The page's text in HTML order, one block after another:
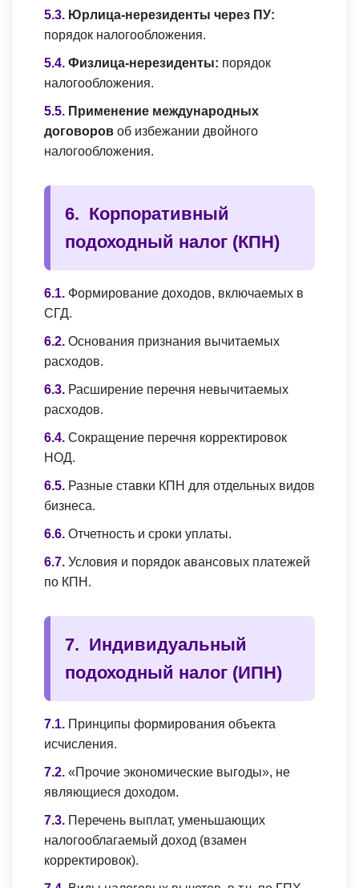
Юрлица-нерезиденты через ПУ:
порядок налогообложения.
Физлица-нерезиденты: порядок
налогообложения.
Применение международных
договоров об избежании двойного
налогообложения.
Корпоративный
подоходный налог (КПН)
Формирование доходов, включаемых в
СГД.
Основания признания вычитаемых
расходов.
Расширение перечня невычитаемых
расходов.
Сокращение перечня корректировок
НОД.
Разные ставки КПН для отдельных видов
бизнеса.
Отчетность и сроки уплаты.
Условия и порядок авансовых платежей
по КПН.
Индивидуальный
подоходный налог (ИПН)
Принципы формирования объекта
исчисления.
«Прочие экономические выгоды», не
являющиеся доходом.
Перечень выплат, уменьшающих
налогооблагаемый доход (взамен
корректировок).